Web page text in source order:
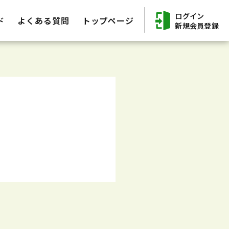
よくある質問 トップページ
ログイン
新規会員登録